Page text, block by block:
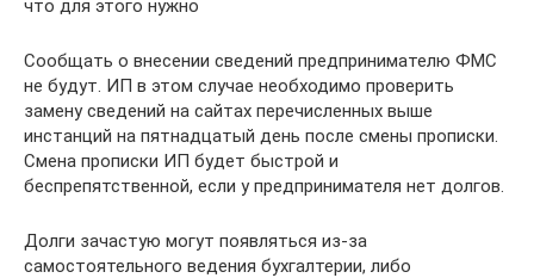
что для этого нужно
Сообщать о внесении сведений предпринимателю ФМС
не будут. ИП в этом случае необходимо проверить
замену сведений на сайтах перечисленных выше
инстанций на пятнадцатый день после смены прописки.
Смена прописки ИП будет быстрой и
беспрепятственной, если у предпринимателя нет долгов.
Долги зачастую могут появляться из-за
самостоятельного ведения бухгалтерии, либо